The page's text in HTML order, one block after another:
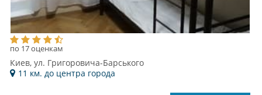
по 17 оценкам
Киев, ул. Григоровича-Барського
11 км. до центра города